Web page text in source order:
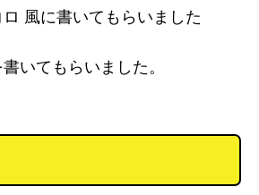
風に書いてもらいました
いてもらいました。